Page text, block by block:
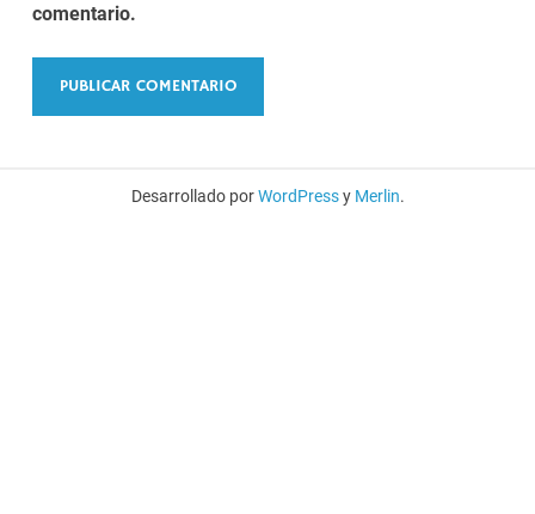
comentario.
Desarrollado porWordPressy Merlin.